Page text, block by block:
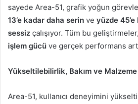
sayede Area-51, grafik yoğun
13’e kadar daha serin ve yüzde
sessiz çalışıyor. Tüm bu geliştirmeler,
işlem gücü ve gerçek performans
Yükseltilebilirlik, Bakım ve
Area-51, kullanıcı deneyimini